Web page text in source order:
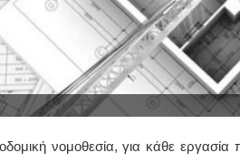
νομοθεσία, για κάθε εργασία